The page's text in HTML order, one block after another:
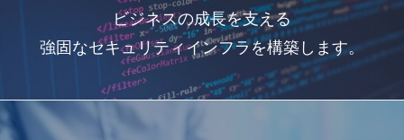
ビジネスの成長を支える
強固なセキュリティインフラを構築します。